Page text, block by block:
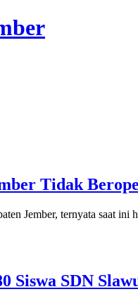
Tidak
Jember, ternyata saat ini
Siswa SDN